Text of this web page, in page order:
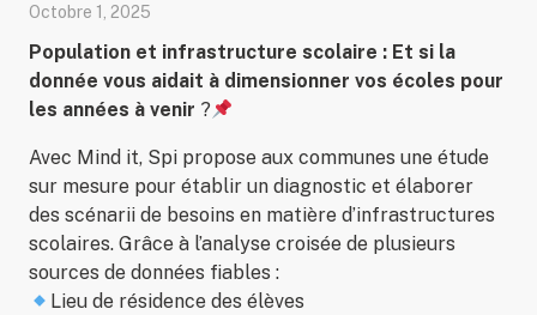
Octobre 1, 2025
Population et infrastructure scolaire : Et si la
donnée vous aidait à dimensionner vos écoles pour
les années à venir ?
Avec Mind it, Spi propose aux communes une étude
sur mesure pour établir un diagnostic et élaborer
des scénarii de besoins en matière d’infrastructures
scolaires. Grâce à l’analyse croisée de plusieurs
sources de données fiables :
Lieu de résidence des élèves